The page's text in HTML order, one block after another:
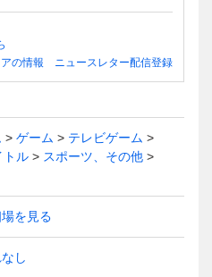
の情報
ニュースレター配信登録
ゲーム
テレビゲーム
トル
スポーツ、その他
を見る
し